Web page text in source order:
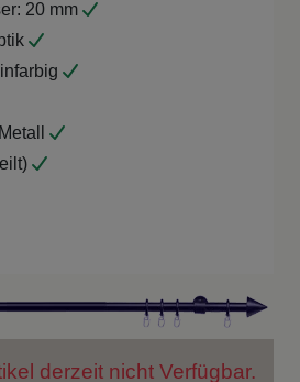
20 mm
Metall
derzeit nicht Verfügbar.